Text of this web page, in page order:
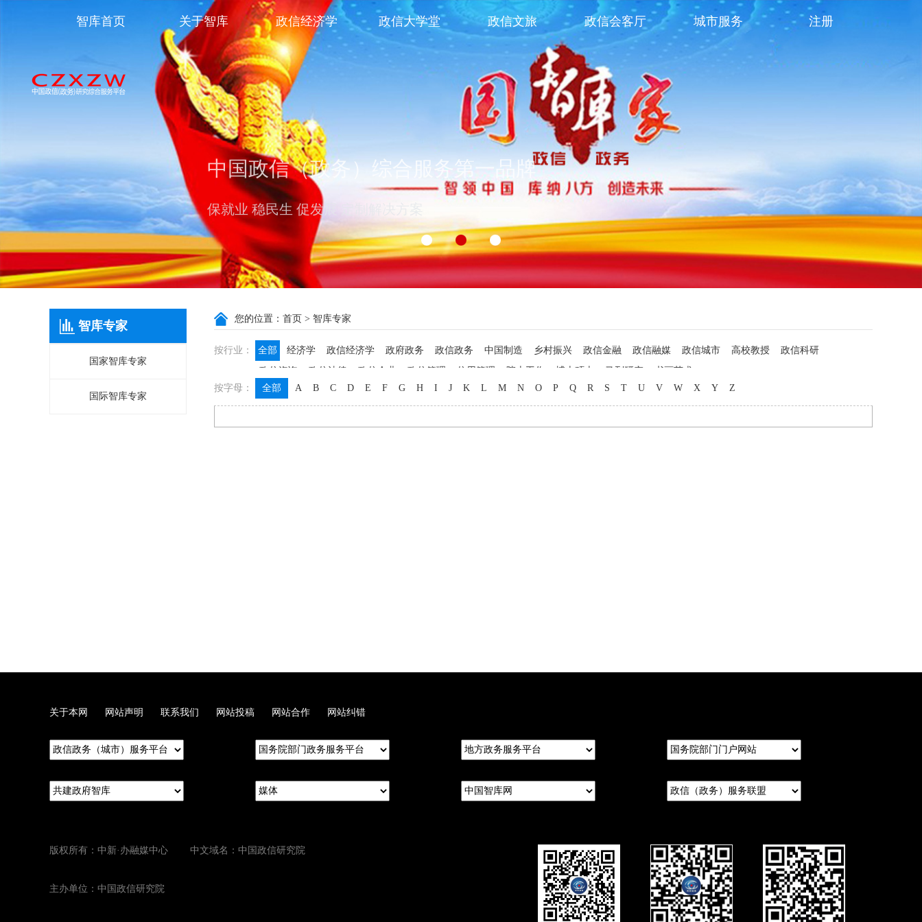
中国政信（政务）综合服务第一品牌
保就业 稳民生 促发展 定制解决方案
智库首页 关于智库 政信经济学 政信大学堂 政信文旅 政信会客厅 城市服务 注册
智库专家
国家智库专家
国际智库专家
您的位置： 首页 > 智库专家
按行业： 全部 经济学 政信经济学 政府政务 政信政务 中国制造 乡村振兴 政信金融 政信融媒 政信城市 高校教授
政信科研
政信咨询
政信法律 政信企业 政信管理 信用管理 院士工作 博士硕士 马列研究
书画艺术
按字母：
全部 A B C D E F G H I J K L M N O P Q R S T U V W X Y Z
关于本网 网站声明 联系我们 网站投稿 网站合作 网站纠错
版权所有：中新·办融媒中心 中文域名：中国政信研究院
主办单位：中国政信研究院